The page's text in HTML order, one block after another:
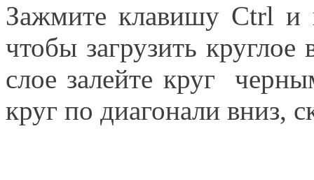
Зажмите клавишу Ctrl и
чтобы загрузить
слое залейте круг
круг по диагонали вниз,